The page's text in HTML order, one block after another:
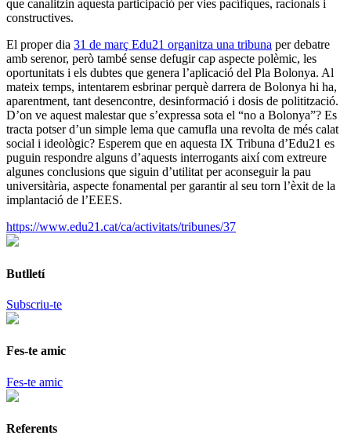
que canalitzin aquesta participació per vies pacífiques, racionals i
constructives.
El proper dia 31 de març Edu21 organitza una tribuna per debatre
amb serenor, però també sense defugir cap aspecte polèmic, les
oportunitats i els dubtes que genera l’aplicació del Pla Bolonya. Al
mateix temps, intentarem esbrinar perquè darrera de Bolonya hi ha,
aparentment, tant desencontre, desinformació i dosis de politització.
D’on ve aquest malestar que s’expressa sota el “no a Bolonya”? Es
tracta potser d’un simple lema que camufla una revolta de més calat
social i ideològic? Esperem que en aquesta IX Tribuna d’Edu21 es
puguin respondre alguns d’aquests interrogants així com extreure
algunes conclusions que siguin d’utilitat per aconseguir la pau
universitària, aspecte fonamental per garantir al seu torn l’èxit de la
implantació de l’EEES.
https://www.edu21.cat/ca/activitats/tribunes/37
Butlletí
Subscriu-te
Fes-te amic
Fes-te amic
Referents